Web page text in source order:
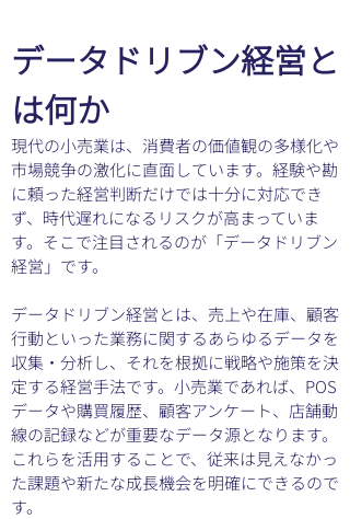
データドリブン経営と
は何か
現代の小売業は、消費者の価値観の多様化や
市場競争の激化に直面しています。経験や勘
に頼った経営判断だけでは十分に対応でき
ず、時代遅れになるリスクが高まっていま
す。そこで注目されるのが「データドリブン
経営」です。
データドリブン経営とは、売上や在庫、顧客
行動といった業務に関するあらゆるデータを
収集・分析し、それを根拠に戦略や施策を決
定する経営手法です。小売業であれば、POS
データや購買履歴、顧客アンケート、店舗動
線の記録などが重要なデータ源となります。
これらを活用することで、従来は見えなかっ
た課題や新たな成長機会を明確にできるので
す。